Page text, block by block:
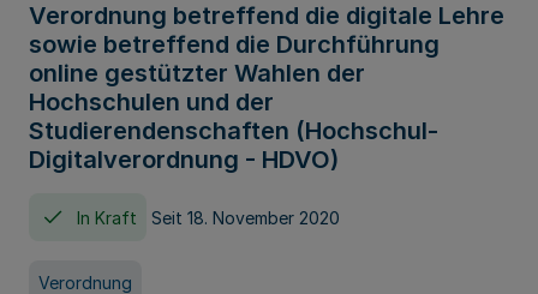
Verordnung betreffend die digitale Lehre
sowie betreffend die Durchführung
online gestützter Wahlen der
Hochschulen und der
Studierendenschaften (Hochschul-
Digitalverordnung - HDVO)
In Kraft Seit 18. November 2020
Verordnung